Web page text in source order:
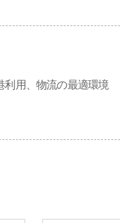
利用、物流の最適環境